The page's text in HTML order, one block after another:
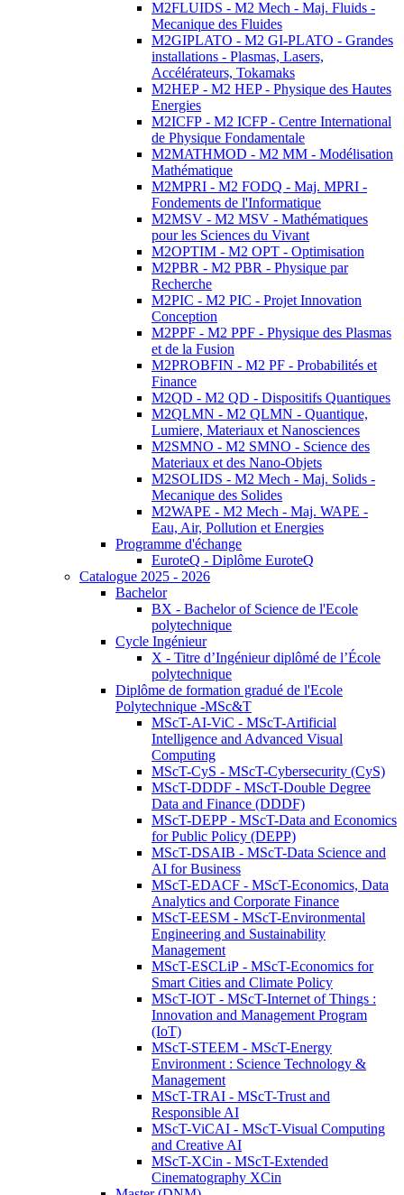
M2FLUIDS - M2 Mech - Maj. Fluids -
Mecanique des Fluides
M2GIPLATO - M2 GI-PLATO - Grandes
installations - Plasmas, Lasers,
Accélérateurs, Tokamaks
M2HEP - M2 HEP - Physique des Hautes
Energies
M2ICFP - M2 ICFP - Centre International
de Physique Fondamentale
M2MATHMOD - M2 MM - Modélisation
Mathématique
M2MPRI - M2 FODQ - Maj. MPRI -
Fondements de l'Informatique
M2MSV - M2 MSV - Mathématiques
pour les Sciences du Vivant
M2OPTIM - M2 OPT - Optimisation
M2PBR - M2 PBR - Physique par
Recherche
M2PIC - M2 PIC - Projet Innovation
Conception
M2PPF - M2 PPF - Physique des Plasmas
et de la Fusion
M2PROBFIN - M2 PF - Probabilités et
Finance
M2QD - M2 QD - Dispositifs Quantiques
M2QLMN - M2 QLMN - Quantique,
Lumiere, Materiaux et Nanosciences
M2SMNO - M2 SMNO - Science des
Materiaux et des Nano-Objets
M2SOLIDS - M2 Mech - Maj. Solids -
Mecanique des Solides
M2WAPE - M2 Mech - Maj. WAPE -
Eau, Air, Pollution et Energies
Programme d'échange
EuroteQ - Diplôme EuroteQ
Catalogue 2025 - 2026
Bachelor
BX - Bachelor of Science de l'Ecole
polytechnique
Cycle Ingénieur
X - Titre d’Ingénieur diplômé de l’École
polytechnique
Diplôme de formation gradué de l'Ecole
Polytechnique -MSc&T
MScT-AI-ViC - MScT-Artificial
Intelligence and Advanced Visual
Computing
MScT-CyS - MScT-Cybersecurity (CyS)
MScT-DDDF - MScT-Double Degree
Data and Finance (DDDF)
MScT-DEPP - MScT-Data and Economics
for Public Policy (DEPP)
MScT-DSAIB - MScT-Data Science and
AI for Business
MScT-EDACF - MScT-Economics, Data
Analytics and Corporate Finance
MScT-EESM - MScT-Environmental
Engineering and Sustainability
Management
MScT-ESCLiP - MScT-Economics for
Smart Cities and Climate Policy
MScT-IOT - MScT-Internet of Things :
Innovation and Management Program
(IoT)
MScT-STEEM - MScT-Energy
Environment : Science Technology &
Management
MScT-TRAI - MScT-Trust and
Responsible AI
MScT-ViCAI - MScT-Visual Computing
and Creative AI
MScT-XCin - MScT-Extended
Cinematography XCin